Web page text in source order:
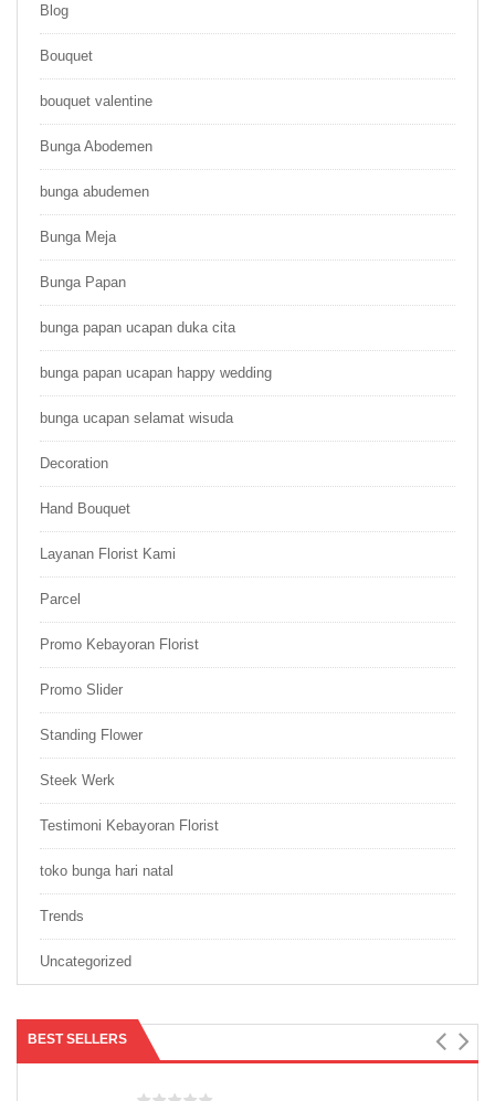
Blog
Bouquet
bouquet valentine
Bunga Abodemen
bunga abudemen
Bunga Meja
Bunga Papan
bunga papan ucapan duka cita
bunga papan ucapan happy wedding
bunga ucapan selamat wisuda
Decoration
Hand Bouquet
Layanan Florist Kami
Parcel
Promo Kebayoran Florist
Promo Slider
Standing Flower
Steek Werk
Testimoni Kebayoran Florist
toko bunga hari natal
Trends
Uncategorized
BEST SELLERS